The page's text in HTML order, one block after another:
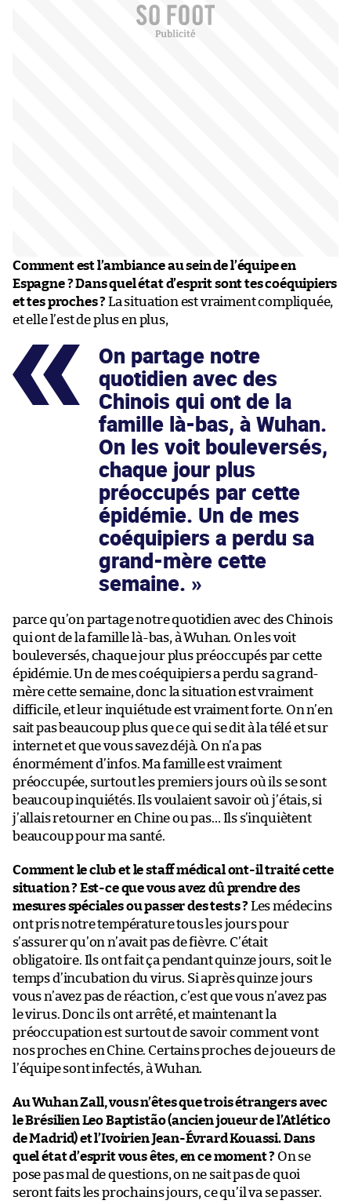
Comment est l’ambiance au sein de l’équipe en
Espagne ? Dans quel état d’esprit sont tes coéquipiers
et tes proches ? La situation est vraiment compliquée,
et elle l’est de plus en plus,
On partage notre
quotidien avec des
Chinois qui ont de la
famille là-bas, à Wuhan.
On les voit bouleversés,
chaque jour plus
préoccupés par cette
épidémie. Un de mes
coéquipiers a perdu sa
grand-mère cette
semaine.
parce qu’on partage notre quotidien avec des Chinois
qui ont de la famille là-bas, à Wuhan. On les voit
bouleversés, chaque jour plus préoccupés par cette
épidémie. Un de mes coéquipiers a perdu sa grand-
mère cette semaine, donc la situation est vraiment
difficile, et leur inquiétude est vraiment forte. On n’en
sait pas beaucoup plus que ce qui se dit à la télé et sur
internet et que vous savez déjà. On n’a pas
énormément d’infos. Ma famille est vraiment
préoccupée, surtout les premiers jours où ils se sont
beaucoup inquiétés. Ils voulaient savoir où j’étais, si
j’allais retourner en Chine ou pas… Ils s’inquiètent
beaucoup pour ma santé.
Comment le club et le staff médical ont-il traité cette
situation ? Est-ce que vous avez dû prendre des
mesures spéciales ou passer des tests ? Les médecins
ont pris notre température tous les jours pour
s’assurer qu’on n’avait pas de fièvre. C’était
obligatoire. Ils ont fait ça pendant quinze jours, soit le
temps d’incubation du virus. Si après quinze jours
vous n’avez pas de réaction, c’est que vous n’avez pas
le virus. Donc ils ont arrêté, et maintenant la
préoccupation est surtout de savoir comment vont
nos proches en Chine. Certains proches de joueurs de
l’équipe sont infectés, à Wuhan.
Au Wuhan Zall, vous n’êtes que trois étrangers avec
le Brésilien Leo Baptistão (ancien joueur de l’Atlético
de Madrid) et l’Ivoirien Jean-Évrard Kouassi. Dans
quel état d’esprit vous êtes, en ce moment ? On se
pose pas mal de questions, on ne sait pas de quoi
seront faits les prochains jours, ce qu’il va se passer.